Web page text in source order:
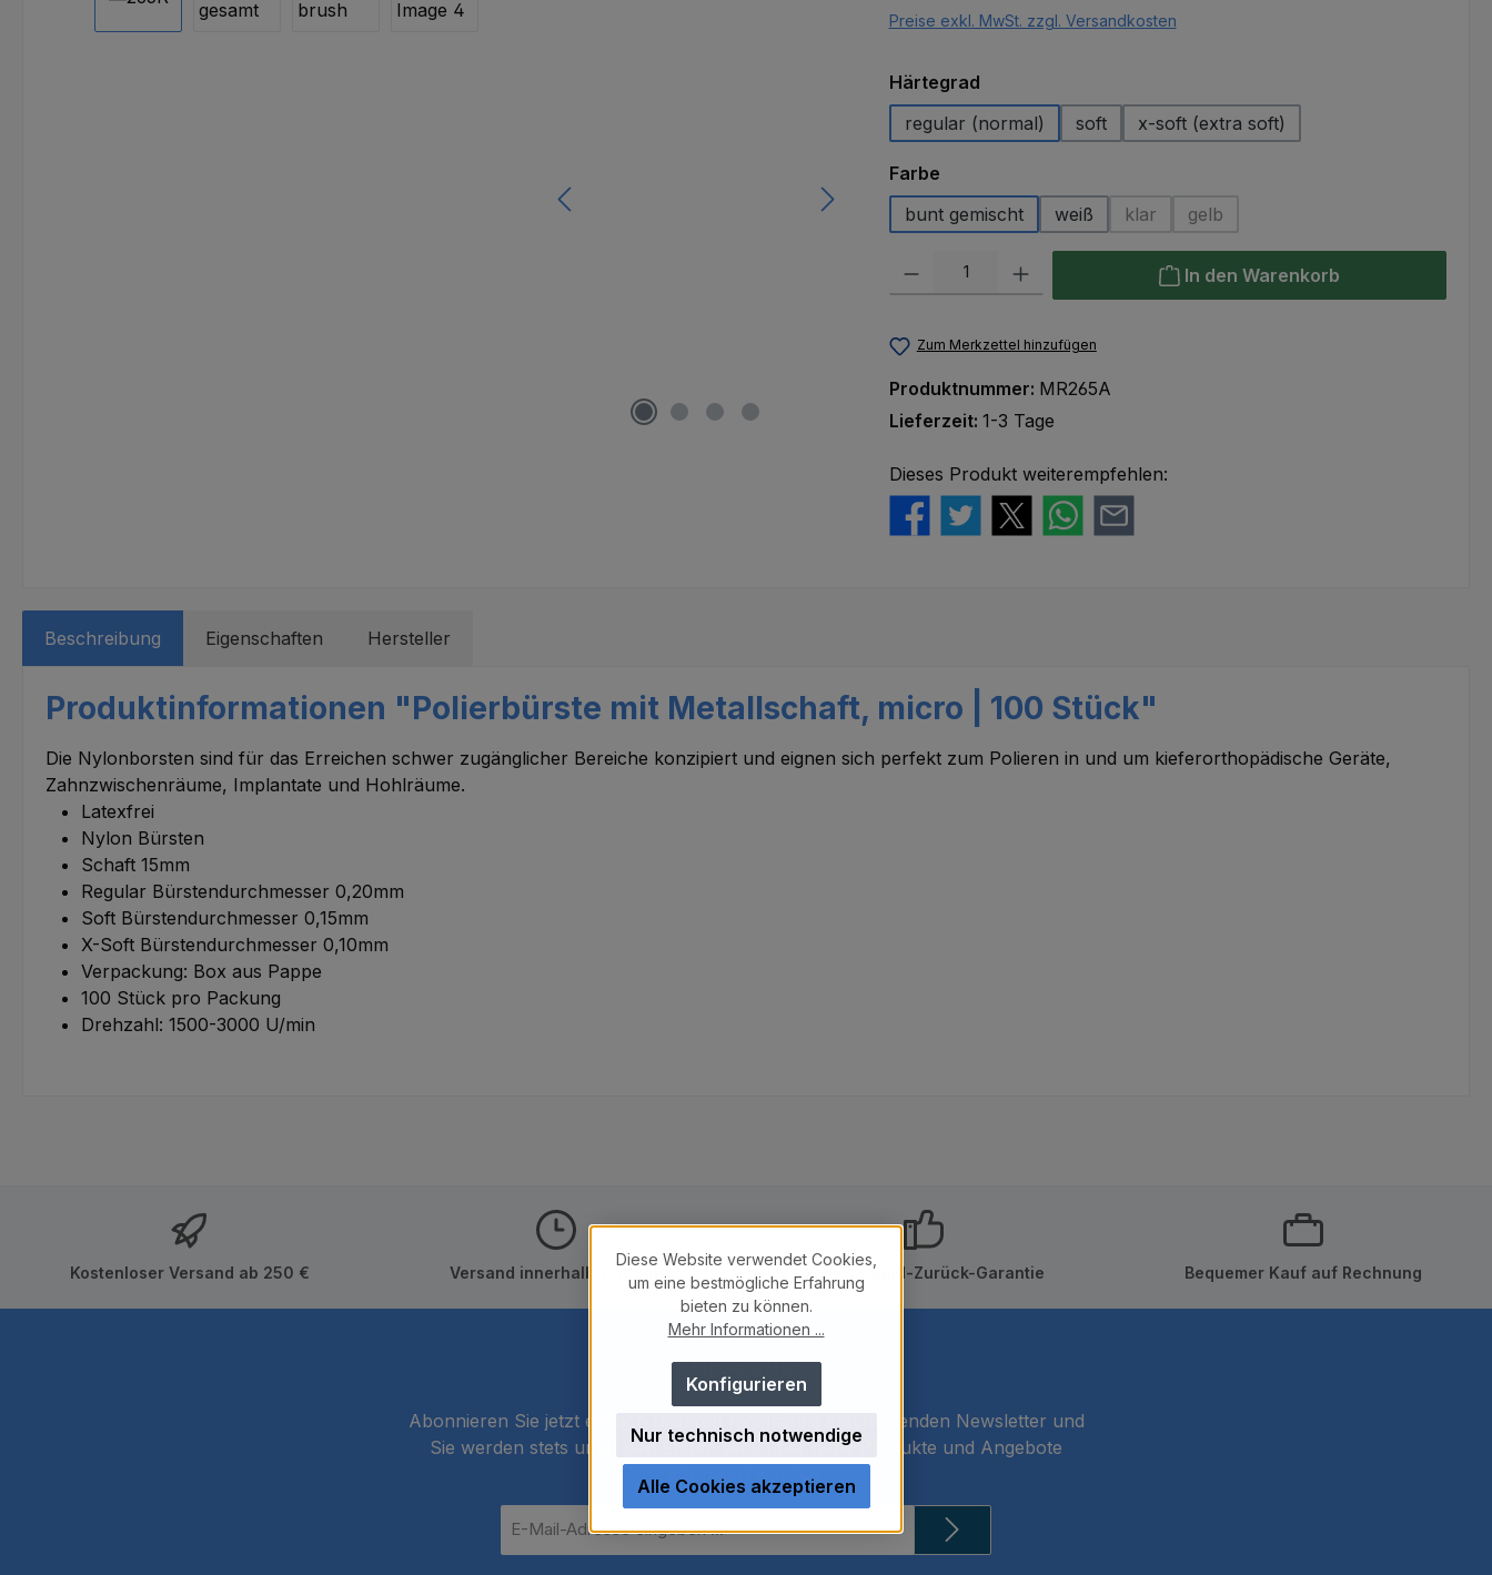
Preise exkl. MwSt. zzgl. Versandkosten
Härtegradauswählen
regular (normal)
soft x-soft (extra soft)
Farbeauswählen
bunt gemischt
weiß klar
(Diese Option ist zurzeit nicht verfügbar.)
gelb
(Diese Option ist zurzeit nicht
Produkt Anzahl: Gib den gewünschten Wert ein oder benutze die Schaltflächen
In den Warenkorb
Zum Merkzettel hinzufügen
Produktnummer: MR265A
Lieferzeit: 1-3 Tage
Dieses Produkt weiterempfehlen:
Beschreibung Eigenschaften Hersteller
Produktinformationen "Polierbürste mit Metallschaft, micro | 100 Stück"
Die Nylonborsten sind für das Erreichen schwer zugänglicher Bereiche konzipiert und eignen sich perfekt zum Polieren in und um kieferorthopädische Geräte,
Zahnzwischenräume, Implantate und Hohlräume.
Latexfrei
Nylon Bürsten
Schaft 15mm
Regular Bürstendurchmesser 0,20mm
Soft Bürstendurchmesser 0,15mm
X-Soft Bürstendurchmesser 0,10mm
Verpackung: Box aus Pappe
100 Stück pro Packung
Drehzahl: 1500-3000 U/min
Kostenloser Versand ab 250 € Versand innerhalb von 24h 10 Tage Geld-Zurück-Garantie Bequemer Kauf auf Rechnung
Newsletter
Abonnieren Sie jetzt einfach unseren regelmäßig erscheinenden Newsletter und
Sie werden stets unter den Ersten sein, über neue Produkte und Angebote
informiert werden.
Mail-
Diese Website verwendet Cookies,
um eine bestmögliche Erfahrung
bieten zu können.
Mehr Informationen ...
Nur technisch notwendige
Konfigurieren
Alle Cookies akzeptieren